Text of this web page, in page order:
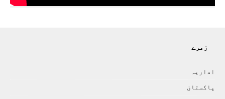
زمرے
اداريہ
پاکستان